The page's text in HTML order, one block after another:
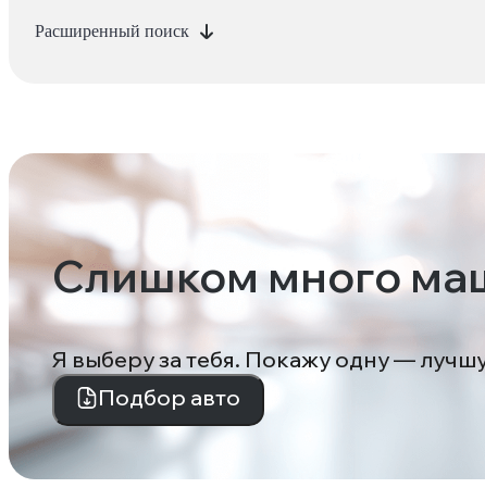
Расширенный поиск
Слишком много
Я выберу за тебя. Покажу одну —
Подбор авто